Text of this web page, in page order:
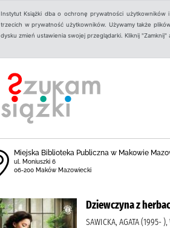
Instytut Książki dba o ochronę prywatności
trzecich w prywatność użytkowników. Używamy także
dysku zmień ustawienia swojej przeglądarki. Kliknij
Miejska Biblioteka Publiczna w Makowie
ul. Moniuszki 6
06-200 Maków Mazowiecki
Dziewczyna z
SAWICKA, AGATA (1995-